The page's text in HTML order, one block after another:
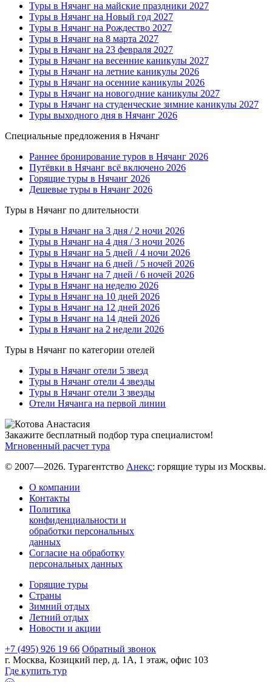
Туры в Нячанг на майские праздники 2027
Туры в Нячанг на Новый год 2027
Туры в Нячанг на Рождество 2027
Туры в Нячанг на 8 марта 2027
Туры в Нячанг на 23 февраля 2027
Туры в Нячанг на весенние каникулы 2027
Туры в Нячанг на летние каникулы 2026
Туры в Нячанг на осенние каникулы 2026
Туры в Нячанг на новогодние каникулы 2027
Туры в Нячанг на студенческие зимние каникулы 2027
Туры выходного дня в Нячанг 2026
Специальные предложения в Нячанг
Раннее бронирование туров в Нячанг 2026
Путёвки в Нячанг всё включено 2026
Горящие туры в Нячанг 2026
Дешевые туры в Нячанг 2026
Туры в Нячанг по длительности
Туры в Нячанг на 3 дня / 2 ночи 2026
Туры в Нячанг на 4 дня / 3 ночи 2026
Туры в Нячанг на 5 дней / 4 ночи 2026
Туры в Нячанг на 6 дней / 5 ночей 2026
Туры в Нячанг на 7 дней / 6 ночей 2026
Туры в Нячанг на неделю 2026
Туры в Нячанг на 10 дней 2026
Туры в Нячанг на 12 дней 2026
Туры в Нячанг на 14 дней 2026
Туры в Нячанг на 2 недели 2026
Туры в Нячанг по категории отелей
Туры в Нячанг отели 5 звезд
Туры в Нячанг отели 4 звезды
Туры в Нячанг отели 3 звезды
Отели Нячанга на первой линии
Закажите бесплатный подбор тура специалистом!
Мгновенный расчет тура
© 2007—2026. Турагентство Анекс: горящие туры из Москвы.
О компании
Контакты
Политика
конфиденциальности и
обработки персональных
данных
Согласие на обработку
персональных данных
Горящие туры
Страны
Зимний отдых
Летний отдых
Новости и акции
+7 (495) 926 19 66 Обратный звонок
г. Москва, Козицкий пер, д. 1А, 1 этаж, офис 103
Где купить тур